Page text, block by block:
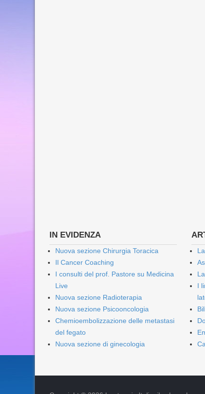
IN EVIDENZA
Nuova sezione Chirurgia Toracica
Il Cancer Coaching
I consulti del prof. Pastore su Medicina
Live
Nuova sezione Radioterapia
Nuova sezione Psicooncologia
Chemioembolizzazione delle metastasi
del fegato
Nuova sezione di ginecologia
I